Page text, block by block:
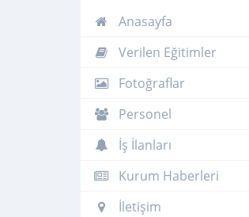
Anasayfa
Verilen Eğitimler
Fotoğraflar
Personel
İş İlanları
Kurum Haberleri
İletişim